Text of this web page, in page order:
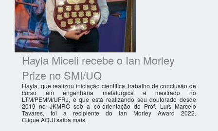
Hayla Miceli recebe o Ian Morley
Prize no SMI/UQ
Hayla, que realizou iniciação científica, trabalho de conclusão de
curso em engenharia metalúrgica e mestrado no
LTM/PEMM/UFRJ, e que está realizando seu doutorado desde
2019 no JKMRC sob a co-orientação do Prof. Luís Marcelo
Tavares, foi a recipiente do Ian Morley Award 2022.
Clique AQUI saiba mais.